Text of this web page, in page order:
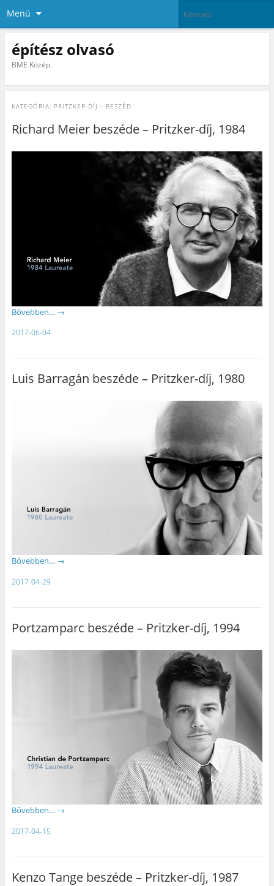
Menü
építész olvasó
BME Közép.
KATEGÓRIA: PRITZKER-DÍJ – BESZÉD
Richard Meier beszéde – Pritzker-díj, 1984
Bővebben… →
2017-06-04
Luis Barragán beszéde – Pritzker-díj, 1980
Bővebben… →
2017-04-29
Portzamparc beszéde – Pritzker-díj, 1994
Bővebben… →
2017-04-15
Kenzo Tange beszéde – Pritzker-díj, 1987